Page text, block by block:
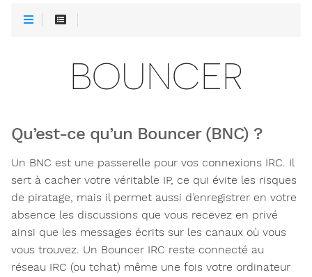
BOUNCER
Qu’est-ce qu’un Bouncer (BNC) ?
Un BNC est une passerelle pour vos connexions IRC. Il
sert à cacher votre véritable IP, ce qui évite les risques
de piratage, mais il permet aussi d’enregistrer en votre
absence les discussions que vous recevez en privé
ainsi que les messages écrits sur les canaux où vous
vous trouvez. Un Bouncer IRC reste connecté au
réseau IRC (ou tchat) même une fois votre ordinateur